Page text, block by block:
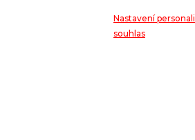
Nastavení
souhlas